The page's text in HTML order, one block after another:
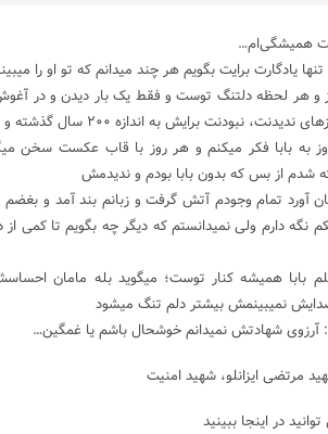
همیشگی‌ام…
تنها یادگارت برایت بگویم هر چند میدانم که تو او را
برایش به اندازه ۲۰۰ سال گذشته و ۲۰۰ سال است که صدای بابا رو نشنیدم
به بابا فکر میکنم و هر روز با قاب عکست سخن
شدم از بس که بدون بابا بودم و ندیدمش
آورد تمام وجودم آتش گرفت و زبانم بند آمد و
نگه دارم ولی نمیدانستم که دیگر چه بگویم تا
بابا همیشه کنار توست؛ میگوید بله مامان
نمیبینمش بیشتر دلم تنگ میشود
آرزوی شهادتش نمیدانم خوشحال باشم یا غمگین…
مرتضی ایزانلو، شهید امنیت
در اینجا ببینید